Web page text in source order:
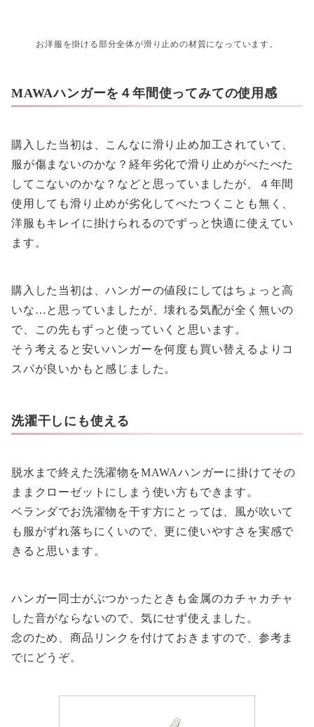
お洋服を掛ける部分全体が滑り止めの材質になっています。
MAWAハンガーを４年間使ってみての使用感
購入した当初は、こんなに滑り止め加工されていて、
服が傷まないのかな？経年劣化で滑り止めがべたべた
してこないのかな？などと思っていましたが、４年間
使用しても滑り止めが劣化してべたつくことも無く、
洋服もキレイに掛けられるのでずっと快適に使えてい
ます。
購入した当初は、ハンガーの値段にしてはちょっと高
いな…と思っていましたが、壊れる気配が全く無いの
で、この先もずっと使っていくと思います。
そう考えると安いハンガーを何度も買い替えるよりコ
スパが良いかもと感じました。
洗濯干しにも使える
脱水まで終えた洗濯物をMAWAハンガーに掛けてその
ままクローゼットにしまう使い方もできます。
ベランダでお洗濯物を干す方にとっては、風が吹いて
も服がずれ落ちにくいので、更に使いやすさを実感で
きると思います。
ハンガー同士がぶつかったときも金属のカチャカチャ
した音がならないので、気にせず使えました。
念のため、商品リンクを付けておきますので、参考ま
でにどうぞ。